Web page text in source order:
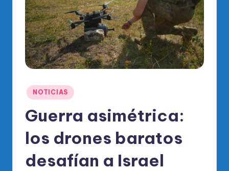
di
o
O
al
Publicado
en
NOTICIAS
Guerra asimétrica:
los drones baratos
desafían a Israel